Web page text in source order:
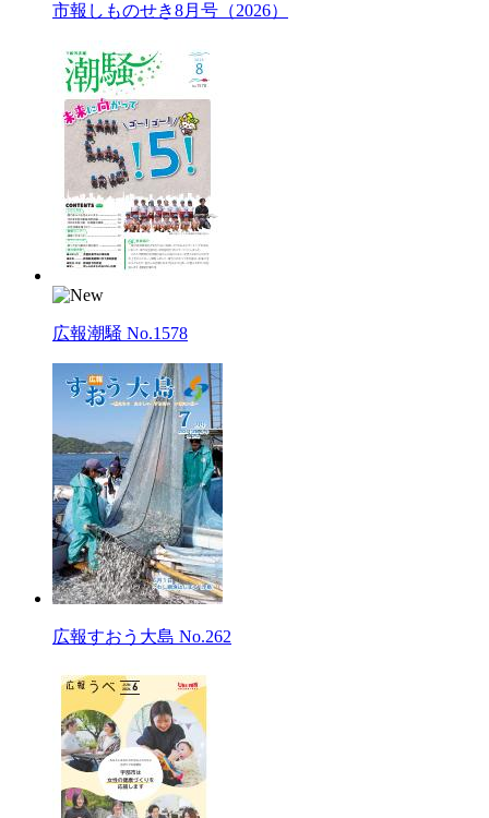
市報しものせき8月号（2026）
広報潮騒 No.1578
広報すおう大島 No.262